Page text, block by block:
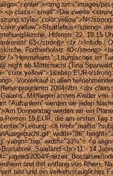
src="images/
<p class="small">Die zweite
style="color:yellow">N</
strong>
Httenstr. 22, 18.15
63</strong> <br />Inside
Furtherhofstr. 40</strong>
/>"Himmelwrts": Liturgisches im
night ab Mitternacht (Tina
Vorverkauf in allen
2004</b> <div
Mitfliegen knnen Kinder
"Auftanken" werden wir jeden
Donnerstag werden wir ein
Person 18 EUR, die am ersten
<a
width="86"
valign="top" width="33%"> <p
Saarland <br>11 - 14
2004/Freizeit_Bostalsee/
und fhrt entlang von Rhein,
bist und ein verkehrstaugliches